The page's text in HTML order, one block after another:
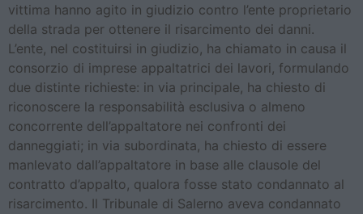
vittima hanno agito in giudizio contro l’ente proprietario
della strada per ottenere il risarcimento dei danni.
L’ente, nel costituirsi in giudizio, ha chiamato in causa il
consorzio di imprese appaltatrici dei lavori, formulando
due distinte richieste: in via principale, ha chiesto di
riconoscere la responsabilità esclusiva o almeno
concorrente dell’appaltatore nei confronti dei
danneggiati; in via subordinata, ha chiesto di essere
manlevato dall’appaltatore in base alle clausole del
contratto d’appalto, qualora fosse stato condannato al
risarcimento. Il Tribunale di Salerno aveva condannato